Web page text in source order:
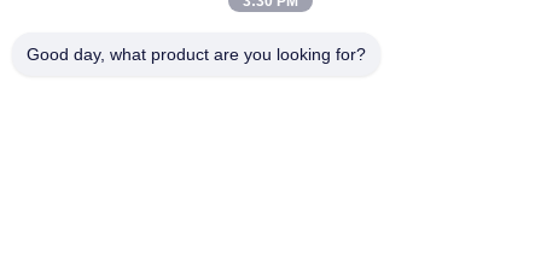
Good day, what product are you looking for?